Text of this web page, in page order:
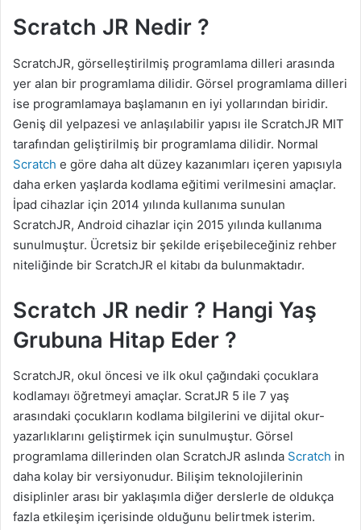
Scratch JR Nedir ?
ScratchJR, görselleştirilmiş programlama dilleri arasında
yer alan bir programlama dilidir. Görsel programlama dilleri
ise programlamaya başlamanın en iyi yollarından biridir.
Geniş dil yelpazesi ve anlaşılabilir yapısı ile ScratchJR MIT
tarafından geliştirilmiş bir programlama dilidir. Normal
Scratch e göre daha alt düzey kazanımları içeren yapısıyla
daha erken yaşlarda kodlama eğitimi verilmesini amaçlar.
İpad cihazlar için 2014 yılında kullanıma sunulan
ScratchJR, Android cihazlar için 2015 yılında kullanıma
sunulmuştur. Ücretsiz bir şekilde erişebileceğiniz rehber
niteliğinde bir ScratchJR el kitabı da bulunmaktadır.
Scratch JR nedir ? Hangi Yaş
Grubuna Hitap Eder ?
ScratchJR, okul öncesi ve ilk okul çağındaki çocuklara
kodlamayı öğretmeyi amaçlar. ScratJR 5 ile 7 yaş
arasındaki çocukların kodlama bilgilerini ve dijital okur-
yazarlıklarını geliştirmek için sunulmuştur. Görsel
programlama dillerinden olan ScratchJR aslında Scratch in
daha kolay bir versiyonudur. Bilişim teknolojilerinin
disiplinler arası bir yaklaşımla diğer derslerle de oldukça
fazla etkileşim içerisinde olduğunu belirtmek isterim.